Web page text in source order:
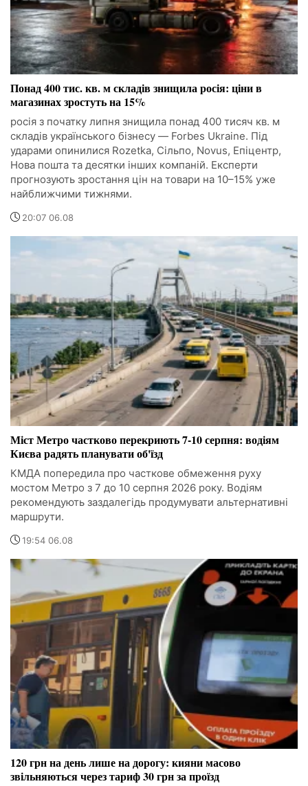
Понад 400 тис. кв. м складів знищила росія: ціни в
магазинах зростуть на 15%
росія з початку липня знищила понад 400 тисяч кв. м
складів українського бізнесу — Forbes Ukraine. Під
ударами опинилися Rozetka, Сільпо, Novus, Епіцентр,
Нова пошта та десятки інших компаній. Експерти
прогнозують зростання цін на товари на 10–15% уже
найближчими тижнями.
20:07 06.08
Міст Метро частково перекриють 7-10 серпня: водіям
Києва радять планувати об'їзд
КМДА попередила про часткове обмеження руху
мостом Метро з 7 до 10 серпня 2026 року. Водіям
рекомендують заздалегідь продумувати альтернативні
маршрути.
19:54 06.08
120 грн на день лише на дорогу: кияни масово
звільняються через тариф 30 грн за проїзд